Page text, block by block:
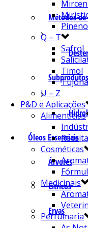
Métodos
Subprodutos
Óleos Essenciais
Árvores
Cítricos
Ervas
Pineno
Q – T
Safrol
Timol
Tujona
U – Z
P&D e Aplicações
Alimentícias
Cosméticas
Medicinais
Perfumaria